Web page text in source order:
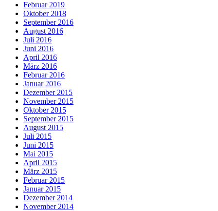
Februar 2019
Oktober 2018
September 2016
August 2016
Juli 2016
Juni 2016
April 2016
März 2016
Februar 2016
Januar 2016
Dezember 2015
November 2015
Oktober 2015
September 2015
August 2015
Juli 2015
Juni 2015
Mai 2015
April 2015
März 2015
Februar 2015
Januar 2015
Dezember 2014
November 2014